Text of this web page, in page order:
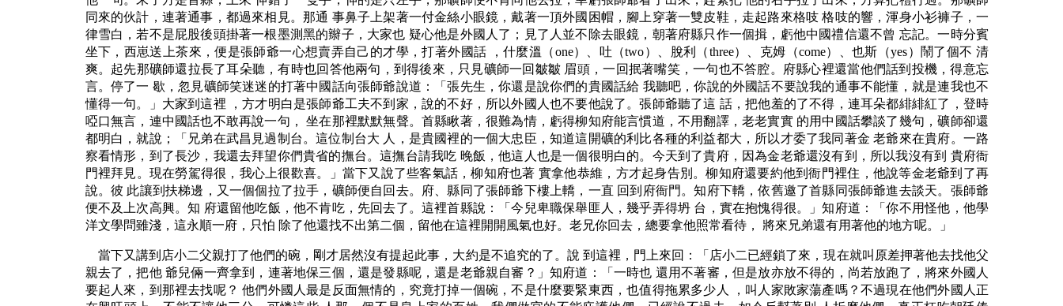
同來的伙計，連著通事，都過來相見。那通 事鼻子上架著一付金絲小眼鏡，戴著一頂外國困帽，腳上穿著一雙皮鞋，走起路來格吱 格吱的響，渾身小衫褲子，一
律雪白，若不是屁股後頭掛著一根墨測黑的辮子，大家也 疑心他是外國人了；見了人並不除去眼鏡，朝著府縣只作一個揖，虧他中國禮信還不曾 忘記。一時分賓
坐下，西崽送上茶來，便是張師爺一心想賣弄自己的才學，打著外國話 ，什麼溫（one）、吐（two）、脫利（three）、克姆（come）、也斯（yes）鬧了個不 清
爽。起先那礦師還拉長了耳朵聽，有時也回答他兩句，到得後來，只見礦師一回皺皺 眉頭，一回抿著嘴笑，一句也不答腔。府縣心裡還當他們話到投機，得意忘
言。停了一 歇，忽見礦師笑迷迷的打著中國話向張師爺說道：「張先生，你還是說你們的貴國話給 我聽吧，你說的外國話不要說我的通事不能懂，就是連我也不
懂得一句。」大家到這裡 ，方才明白是張師爺工夫不到家，說的不好，所以外國人也不要他說了。張師爺聽了這 話，把他羞的了不得，連耳朵都緋緋紅了，登時
啞口無言，連中國話也不敢再說一句， 坐在那裡默默無聲。首縣瞅著，很難為情，虧得柳知府能言慣道，不用翻譯，老老實實 的用中國話攀談了幾句，礦師卻還
都明白，就說；「兄弟在武昌見過制台。這位制台大 人，是貴國裡的一個大忠臣，知道這開礦的利比各種的利益都大，所以才委了我同著金 老爺來在貴府。一路
察看情形，到了長沙，我還去拜望你們貴省的撫台。這撫台請我吃 晚飯，他這人也是一個很明白的。今天到了貴府，因為金老爺還沒有到，所以我沒有到 貴府衙
門裡拜見。現在勞駕得很，我心上很歡喜。」當下又說了些客氣話，柳知府也著 實拿他恭維，方才起身告別。柳知府還要約他到衙門裡住，他說等金老爺到了再
說。彼 此讓到扶梯邊，又一個個拉了拉手，礦師便自回去。府、縣同了張師爺下樓上轎，一直 回到府衙門。知府下轎，依舊邀了首縣同張師爺進去談天。張師爺
便不及上次高興。知 府還留他吃飯，他不肯吃，先回去了。這裡首縣說：「今兒卑職保舉匪人，幾乎弄得坍 台，實在抱愧得很。」知府道：「你不用怪他，他學
洋文學問雖淺，這永順一府，只怕 除了他還找不出第二個，留他在這裡開開風氣也好。老兄你回去，總要拿他照常看待， 將來兄弟還有用著他的地方呢。」
當下又講到店小二父親打了他們的碗，剛才居然沒有提起此事，大約是不追究的了。說 到這裡，門上來回：「店小二已經鎖了來，現在就叫原差押著他去找他父
親去了，把他 爺兒倆一齊拿到，連著地保三個，還是發縣呢，還是老爺親自審？」知府道：「一時也 還用不著審，但是放亦放不得的，尚若放跑了，將來外國人
要起人來，到那裡去找呢？ 他們外國人最是反面無情的，究竟打掉一個碗，不是什麼要緊東西，也值得拖累多少人 ，叫人家敗家蕩產嗎？不過現在他們外國人正